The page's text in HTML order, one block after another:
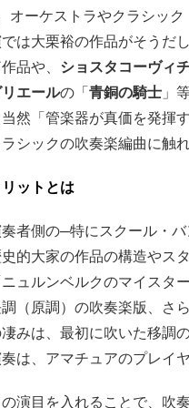
ーケストラやクラシッ
は大栗裕の作品がそうだし
作品や、 ショスタコーヴィ
リエールの「 青銅の騎士 」
然「管楽器が真価を発揮
シックの吹奏楽編曲に触
ットとは
者側の─特にスクール・
的大家の作品の構造やス
ュルンベルクのマイスタ
（原調）の吹奏楽版、さ
みは、最初に吹いた移調
は、アマチュアのプレイ
演目を入れることで、吹